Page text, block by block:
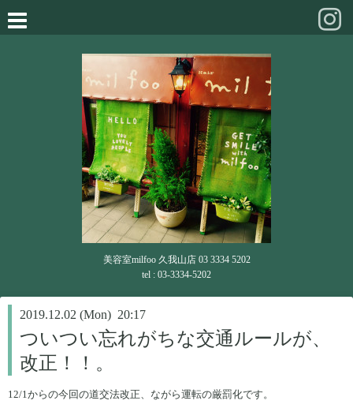
美容室milfoo 久我山店 03 3334 5202
tel : 03-3334-5202
2019.12.02 (Mon) 20:17
ついつい忘れがちな交通ルールが、
改正！！。
12/1からの今回の道交法改正、ながら運転の厳罰化です。